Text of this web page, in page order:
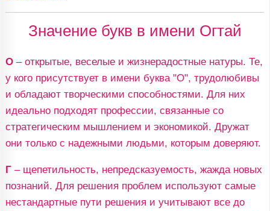
Значение букв в имени Огтай
О– открытые, веселые и жизнерадостные натуры. Те,
у кого присутствует в имени буква "О", трудолюбивы
и обладают творческими способностями. Для них
идеально подходят профессии, связанные со
стратегическим мышлением и экономикой. Дружат
они только с надежными людьми, которым доверяют.
Г– щепетильность, непредсказуемость, жажда новых
познаний. Для решения проблем используют самые
нестандартные пути решения и учитывают все до